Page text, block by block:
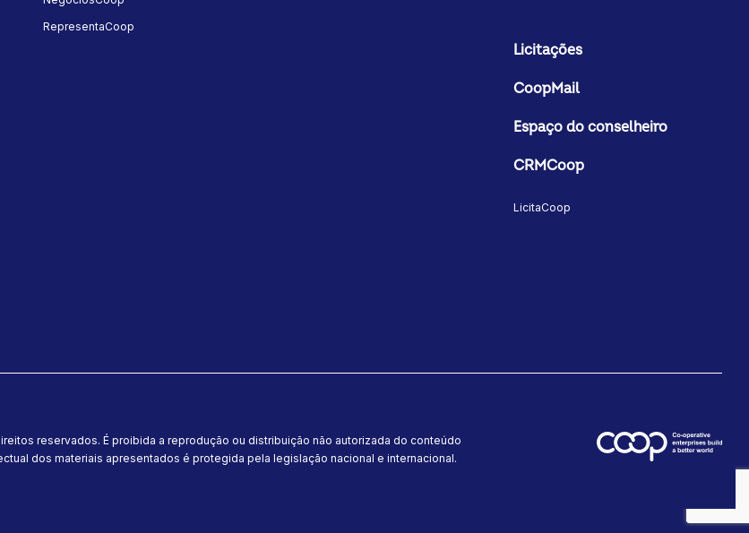
RepresentaCoop
Licitações
CoopMail
Espaço do conselheiro
CRMCoop
LicitaCoop
reservados. É proibida a reprodução ou distribuição não autorizada do conteúdo
dos materiais apresentados é protegida pela legislação nacional e internacional.